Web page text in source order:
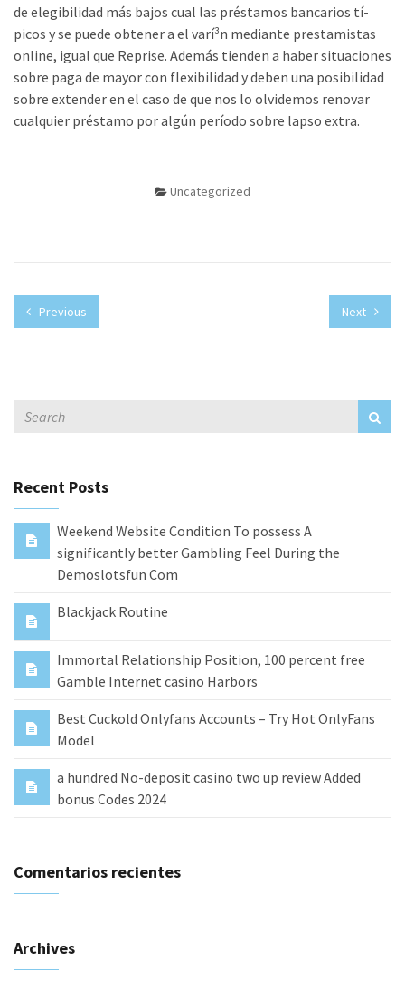
de elegibilidad más bajos cual las préstamos bancarios tí­
picos y se puede obtener a el varí³n mediante prestamistas
online, igual que Reprise. Además tienden a haber situaciones
sobre paga de mayor con flexibilidad y deben una posibilidad
sobre extender en el caso de que nos lo olvidemos renovar
cualquier préstamo por algún período sobre lapso extra.
Uncategorized
Previous Next
Recent Posts
Weekend Website Condition To possess A
significantly better Gambling Feel During the
Demoslotsfun Com
Blackjack Routine
Immortal Relationship Position, 100 percent free
Gamble Internet casino Harbors
Best Cuckold Onlyfans Accounts – Try Hot OnlyFans
Model
a hundred No-deposit casino two up review Added
bonus Codes 2024
Comentarios recientes
Archives